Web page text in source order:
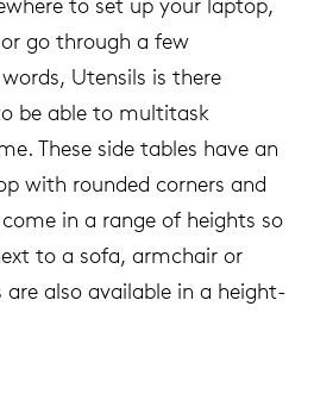
go through a few
Utensils is there
be able to multitask
These side tables have an
with rounded corners and
in a range of heights so
to a sofa, armchair or
also available in a height-